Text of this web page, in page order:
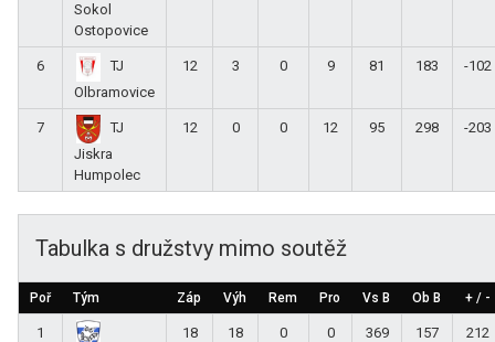
Sokol
Ostopovice
6
TJ
Olbramovice
12 3 0 9 81 183 -102
7
TJ
Jiskra
Humpolec
12 0 0 12 95 298 -203
Tabulka s družstvy mimo soutěž
Poř Tým Záp Výh Rem Pro Vs B Ob B + / -
1
18 18 0 0 369 157 212